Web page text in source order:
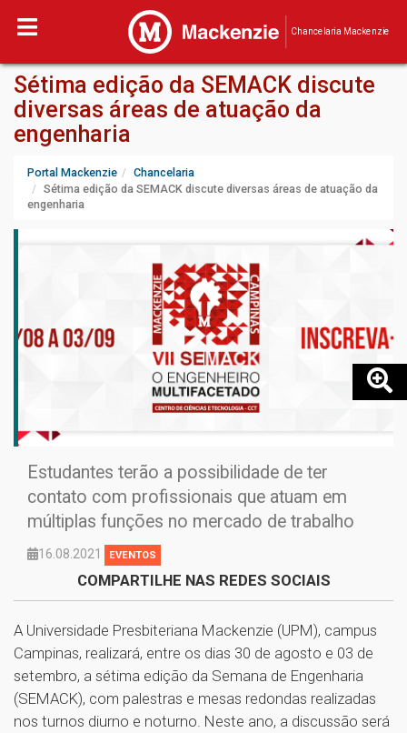
Chancelaria Mackenzie
Sétima edição da SEMACK discute
diversas áreas de atuação da
engenharia
Portal Mackenzie
Chancelaria
Sétima edição da SEMACK discute diversas áreas de atuação da
engenharia
Estudantes terão a possibilidade de ter
contato com profissionais que atuam em
múltiplas funções no mercado de trabalho
16.08.2021 EVENTOS
COMPARTILHE NAS REDES SOCIAIS
A Universidade Presbiteriana Mackenzie (UPM), campus
Campinas, realizará, entre os dias 30 de agosto e 03 de
setembro, a sétima edição da Semana de Engenharia
(SEMACK), com palestras e mesas redondas realizadas
nos turnos diurno e noturno. Neste ano, a discussão será